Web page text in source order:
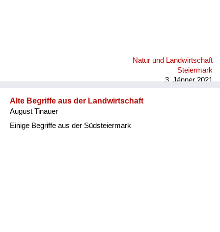
Natur und Landwirtschaft
Steiermark
3. Jänner 2021
Alte Begriffe aus der Landwirtschaft
August Tinauer
Einige Begriffe aus der Südsteiermark